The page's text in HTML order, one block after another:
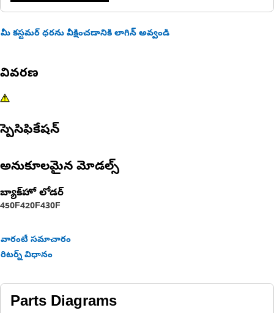
మీ కస్టమర్ ధరను వీక్షించడానికి లాగిన్ అవ్వండి
వివరణ
స్పెసిఫికేషన్
అనుకూలమైన మోడల్స్
బ్యాక్‌హో లోడర్
450F420F430F
వారంటీ సమాచారం
రిటర్న్ విధానం
Parts Diagrams